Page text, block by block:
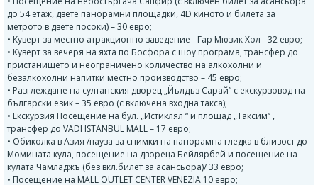
до 54 етаж, двете панорамни площадки, 4D киното и билета за
метрото в двете посоки) – 30 евро;
• Куверт за местно атракционно заведение - Гар Мюзик Хол - 32 eвро;
• Куверт за вечеря на яхта по Босфора с шоу програма, трансфер до
пристанището и неограничено количество на алкохолни и
безалкохолни напитки местно производство – 45 евро;
• Разглеждане на султанския дворец „Йълдъз Сарай” с екскурзовод на
български език – 35 евро (с включена входна такса);
• Екскурзия Посещение на бул. „Истиклял “ и площад „Таксим“ ,
трансфер до VADI ISTANBUL MALL – 17 евро;
• Обиколка в Азия /пауза за снимки на панорамна гледка в близост до
Момината кула, посещение на двореца Бейлярбей и посещение на
кулата Чамладжъ (без вкл.билет за асансьора)/ 33 евро;
• Посещение на MALL OUTLET CENTER VENEZIA 10 евро;